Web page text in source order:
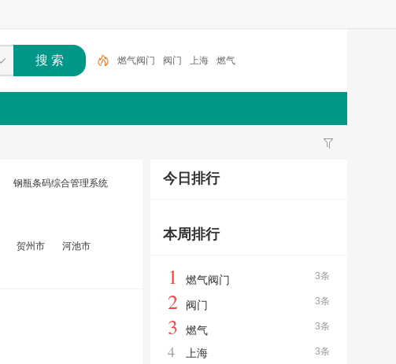
燃气阀门 阀门 上海 燃气
钢瓶条码综合管理系统
贺州市
河池市
今日排行
本周排行
3条
1 燃气阀门
3条
2 阀门
3条
3 燃气
3条
4 上海